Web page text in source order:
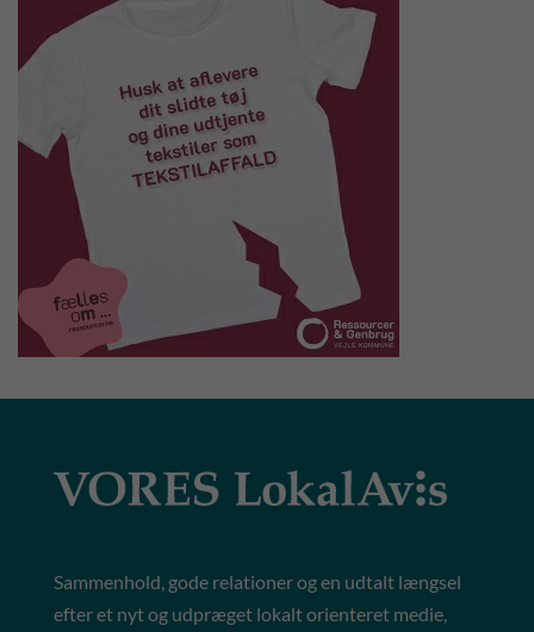
Sammenhold, gode relationer og en udtalt længsel
efter et nyt og udpræget lokalt orienteret medie,